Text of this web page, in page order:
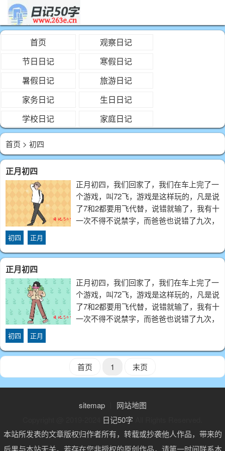
首页
观察日记
节日日记
寒假日记
暑假日记
旅游日记
家务日记
生日日记
学校日记
家庭日记
首页 > 初四
正月初四
正月初四，我们回家了，我们在车上完了一
个游戏，叫72飞，游戏是这样玩的，凡是说
了7和2都要用飞代替，说错就输了，我有十
一次不得不说禁字，而爸爸也说错了九次，
初四 正月
正月初四
正月初四，我们回家了，我们在车上完了一
个游戏，叫72飞，游戏是这样玩的，凡是说
了7和2都要用飞代替，说错就输了，我有十
一次不得不说禁字，而爸爸也说错了九次，
初四 正月
首页 1 末页
sitemap丨 网站地图
日记50字
本站所发表的文章版权归作者所有，转载或抄袭他人作品，带来的
后果与本站无关。若存在您非授权的原创作品，请第一时间联系本